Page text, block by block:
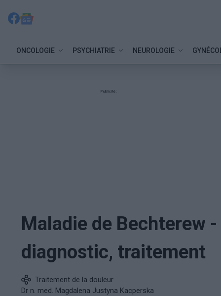
ONCOLOGIE PSYCHIATRIE NEUROLOGIE
Publicité:
Maladie de Bechterew
diagnostic, traitement
Traitement de la douleur
Dr n. med. Magdalena Justyna Kacperska